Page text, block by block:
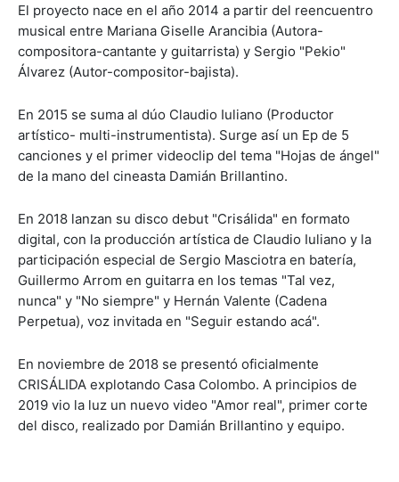
El proyecto nace en el año 2014 a partir del reencuentro
musical entre Mariana Giselle Arancibia (Autora-
compositora-cantante y guitarrista) y Sergio "Pekio"
Álvarez (Autor-compositor-bajista).
En 2015 se suma al dúo Claudio Iuliano (Productor
artístico- multi-instrumentista). Surge así un Ep de 5
canciones y el primer videoclip del tema "Hojas de ángel"
de la mano del cineasta Damián Brillantino.
En 2018 lanzan su disco debut "Crisálida" en formato
digital, con la producción artística de Claudio Iuliano y la
participación especial de Sergio Masciotra en batería,
Guillermo Arrom en guitarra en los temas "Tal vez,
nunca" y "No siempre" y Hernán Valente (Cadena
Perpetua), voz invitada en "Seguir estando acá".
En noviembre de 2018 se presentó oficialmente
CRISÁLIDA explotando Casa Colombo. A principios de
2019 vio la luz un nuevo video "Amor real", primer corte
del disco, realizado por Damián Brillantino y equipo.